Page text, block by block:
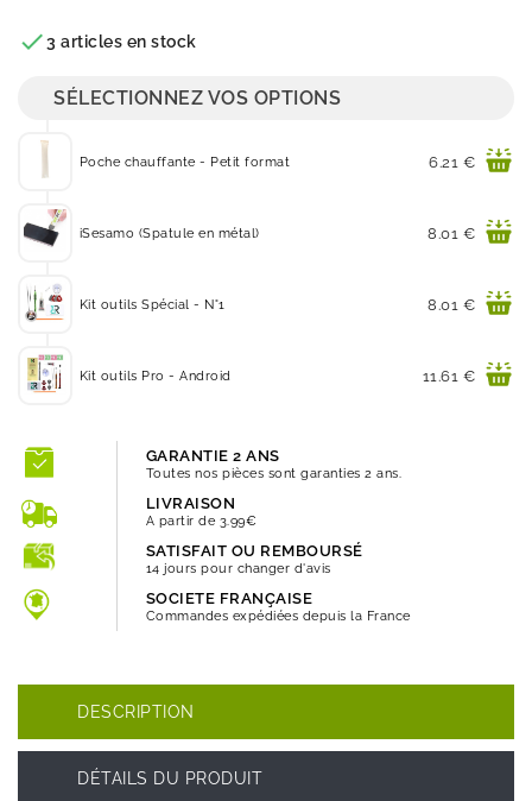
3 articles en stock
SÉLECTIONNEZ VOS OPTIONS
Poche chauffante - Petit format Prix
6.21 €
iSesamo (Spatule en métal) Prix
8.01 €
Kit outils Spécial - N°1 Prix
8.01 €
Kit outils Pro - Android Prix
11.61 €
GARANTIE 2 ANS
Toutes nos pièces sont garanties 2 ans.
LIVRAISON
A partir de 3.99€
SATISFAIT OU REMBOURSÉ
14 jours pour changer d'avis
SOCIETE FRANÇAISE
Commandes expédiées depuis la France
DESCRIPTION
DÉTAILS DU PRODUIT